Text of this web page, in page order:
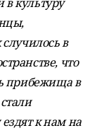
в
что
прибежища в
к нам на